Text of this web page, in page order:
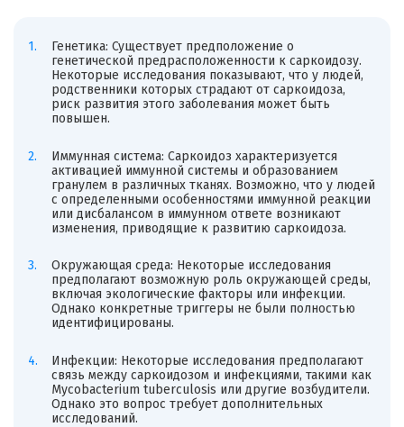
Генетика: Существует предположение о
генетической предрасположенности к саркоидозу.
Некоторые исследования показывают, что у людей,
родственники которых страдают от саркоидоза,
риск развития этого заболевания может быть
повышен.
Иммунная система: Саркоидоз характеризуется
активацией иммунной системы и образованием
гранулем в различных тканях. Возможно, что у людей
с определенными особенностями иммунной реакции
или дисбалансом в иммунном ответе возникают
изменения, приводящие к развитию саркоидоза.
Окружающая среда: Некоторые исследования
предполагают возможную роль окружающей среды,
включая экологические факторы или инфекции.
Однако конкретные триггеры не были полностью
идентифицированы.
Инфекции: Некоторые исследования предполагают
связь между саркоидозом и инфекциями, такими как
Mycobacterium tuberculosis или другие возбудители.
Однако это вопрос требует дополнительных
исследований.